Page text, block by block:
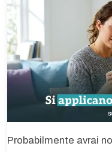
Probabilmente avrai